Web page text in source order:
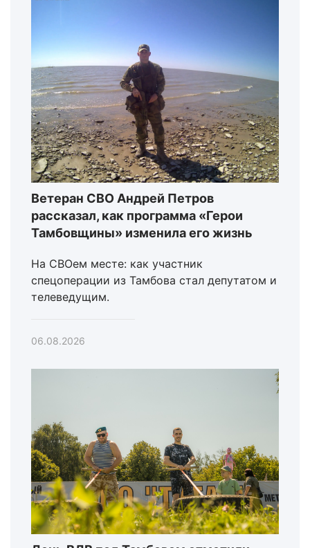
Ветеран СВО Андрей Петров
рассказал, как программа «Герои
Тамбовщины» изменила его жизнь
На СВОем месте: как участник
спецоперации из Тамбова стал депутатом и
телеведущим.
06.08.2026